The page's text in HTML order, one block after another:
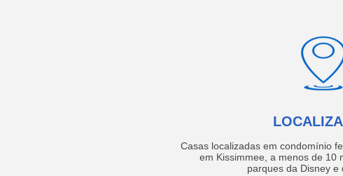
Casas localizadas em condomínio
em Kissimmee, a menos de 10
parques da Disney e